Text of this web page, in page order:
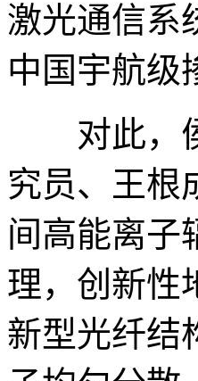
激光通信系
中国宇航级
对此，侯
究员、王根
间高能离子
理，创新性
新型光纤结